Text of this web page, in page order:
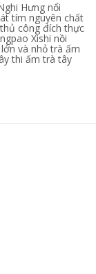
Hưng nổi
tím nguyên chất
công đích thực
Xishi nồi
và nhỏ trà ấm
thi ấm trà tây